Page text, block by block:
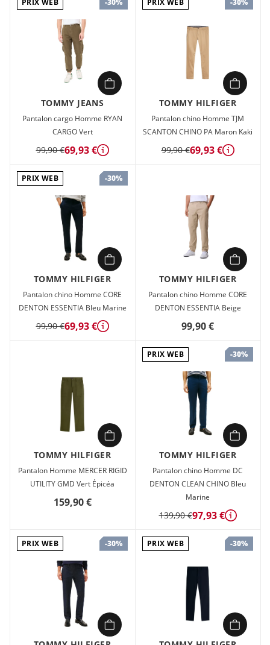
Logo de la marque Fermeture à glissière Multipoches
-30%
TOMMY JEANS
Pantalon cargo Homme RYAN
CARGO Vert
99,90 €69,93 € Détails
-30%
TOMMY HILFIGER
Pantalon chino Homme TJM
SCANTON CHINO PA Maron Kaki
99,90 €69,93 € Détails
PRIX WEB -30%
TOMMY HILFIGER
Pantalon chino Homme CORE
DENTON ESSENTIA Bleu Marine
99,90 €69,93 € Détails
TOMMY HILFIGER
Pantalon chino Homme CORE
DENTON ESSENTIA Beige
99,90 €
TOMMY HILFIGER
Pantalon Homme MERCER RIGID
UTILITY GMD Vert Épicéa
159,90 €
PRIX WEB -30%
TOMMY HILFIGER
Pantalon chino Homme DC
DENTON CLEAN CHINO Bleu
Marine
139,90 €97,93 € Détails
PRIX WEB -30% PRIX WEB -30%